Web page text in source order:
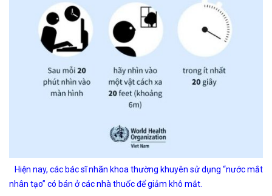
Hiện nay, các bác sĩ nhãn khoa thường khuyên sử dụng “nước mắt
nhân tạo” có bán ở các nhà thuốc để giảm khô mắt.